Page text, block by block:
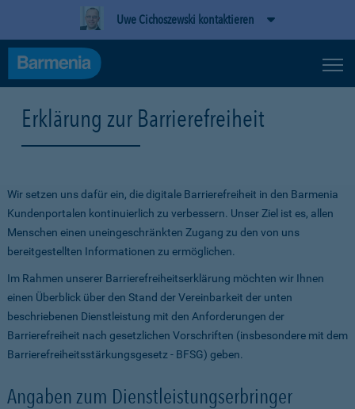
Uwe Cichoszewski kontaktieren
Erklärung zur Barrierefreiheit
Wir setzen uns dafür ein, die digitale Barrierefreiheit in den Barmenia
Kundenportalen kontinuierlich zu verbessern. Unser Ziel ist es, allen
Menschen einen uneingeschränkten Zugang zu den von uns
bereitgestellten Informationen zu ermöglichen.
Im Rahmen unserer Barrierefreiheitserklärung möchten wir Ihnen
einen Überblick über den Stand der Vereinbarkeit der unten
beschriebenen Dienstleistung mit den Anforderungen der
Barrierefreiheit nach gesetzlichen Vorschriften (insbesondere mit dem
Barrierefreiheitsstärkungsgesetz - BFSG) geben.
Angaben zum Dienstleistungserbringer